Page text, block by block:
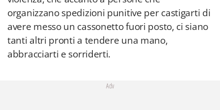
organizzano spedizioni punitive per castigarti di
avere messo un cassonetto fuori posto, ci siano
tanti altri pronti a tendere una mano,
abbracciarti e sorriderti.
Adv